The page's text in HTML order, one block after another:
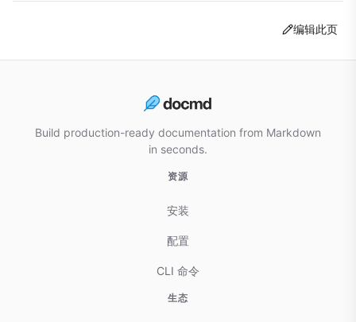
编辑此页
Build production-ready documentation from Markdown
in seconds.
资源
安装
配置
CLI 命令
生态